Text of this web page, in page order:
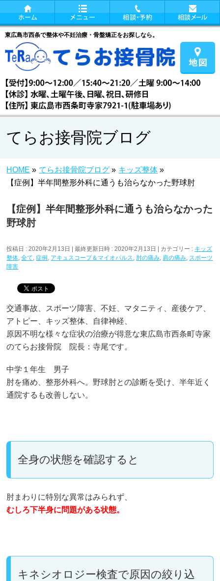
東広島市西条で整体や不妊治療・骨盤矯正をお探しなら。
てらお接骨院ブログ
HOME » てらお接骨院ブログ » キッズ整体 »
【症例】半年間整形外科に通うも治らなかった野球肘
【症例】半年間整形外科に通うも治らなかった
野球肘
投稿日 : 2020年2月13日 最終更新日時 : 2020年2月13日 カテゴリー : キッズ
整体 ,全て ,症例 アキュスコープ＆マイオパルス 肘の痛み 肩の痛み スポーツ
障害
交通事故、スポーツ障害、不妊、マタニティ、産後ケア、
アトピー、キッズ整体、自律神経、
原因不明な様々な症状の治療が得意な東広島市西条町寺家
のてらお接骨院 院長：寺尾です。
中学１年生 男子
肘を痛め、整形外科へ。野球肘との診断を受け、半年近く
通院するも改善しない。
全身の状態を確認すると
肘まわりに特別な異常はみられず、
むしろ下半身に問題がある状態。
キネシオロジー検査で原因の絞り込